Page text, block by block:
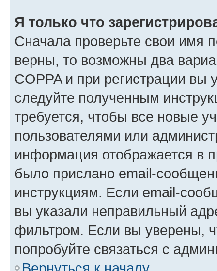
Я только что
Сначала проверьте свои имя
верны, то возможны два
COPPA и при регистрации вы
следуйте полученным
требуется, чтобы все новые
пользователями или
информация отображается в
было прислано email-
инструкциям. Если email-
вы указали неправильный
фильтром. Если вы уверены,
попробуйте связаться с
Вернуться к началу